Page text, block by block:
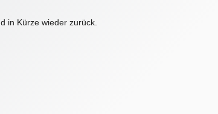
in Kürze wieder zurück.